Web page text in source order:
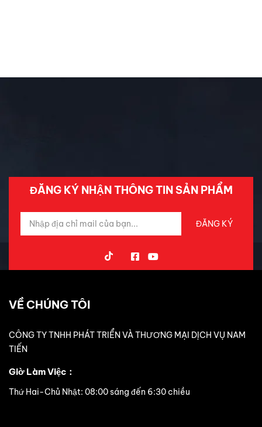
ĐĂNG KÝ NHẬN THÔNG TIN SẢN PHẨM
VỀ CHÚNG TÔI
CÔNG TY TNHH PHÁT TRIỂN VÀ THƯƠNG MẠI DỊCH VỤ NAM
TIẾN
Giờ Làm Việc：
Thứ Hai-Chủ Nhật: 08:00 sáng đến 6:30 chiều